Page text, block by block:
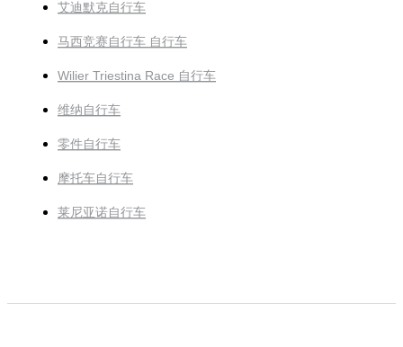
艾迪默克自行车
马西竞赛自行车 自行车
Wilier Triestina Race 自行车
维纳自行车
零件自行车
摩托车自行车
莱尼亚诺自行车